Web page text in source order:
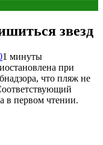
звезд
1 минуты
при
что пляж не
в первом чтении.